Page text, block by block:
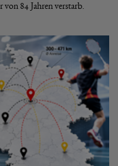
84 Jahren verstarb.